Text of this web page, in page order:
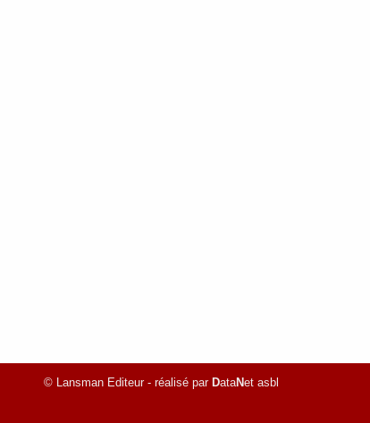
© Lansman Editeur - réalisé par DataNet asbl